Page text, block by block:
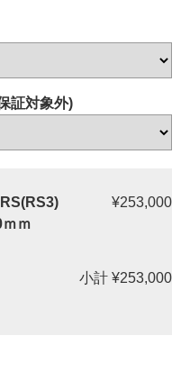
証対象外)
ｍ
¥253,000
小計 ¥253,000